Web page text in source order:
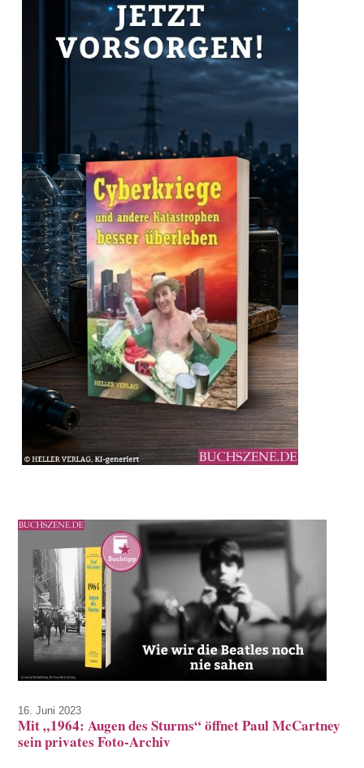
16. Juni 2023
Mit „1964: Augen des Sturms“ öffnet Paul McCartney
sein privates Foto-Archiv